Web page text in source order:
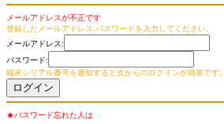
メールアドレスが不正です
登録したメールアドレス,パスワードを入力してください。
メールアドレス:
パスワード:
端末シリアル番号を通知すると次からのログインが簡単です。
★パスワード忘れた人は